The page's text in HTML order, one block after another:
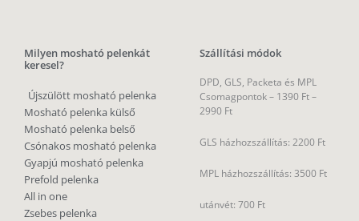
Milyen mosható pelenkát
keresel?
Újszülött mosható pelenka
Mosható pelenka külső
Mosható pelenka belső
Csónakos mosható pelenka
Gyapjú mosható pelenka
Prefold pelenka
All in one
Zsebes pelenka
Szállítási módok
DPD, GLS, Packeta és MPL
Csomagpontok – 1390 Ft –
2990 Ft
GLS házhozszállítás: 2200 Ft
MPL házhozszállítás: 3500 Ft
utánvét: 700 Ft